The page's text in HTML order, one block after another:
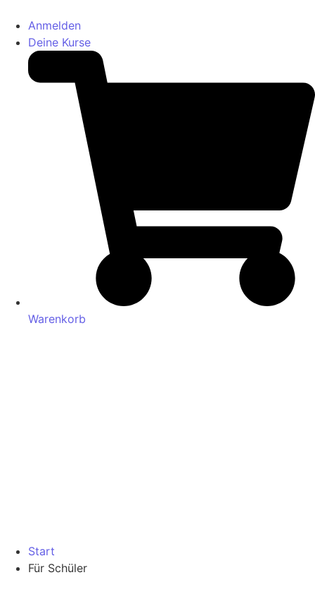
Anmelden
Deine Kurse
Warenkorb
Start
Für Schüler